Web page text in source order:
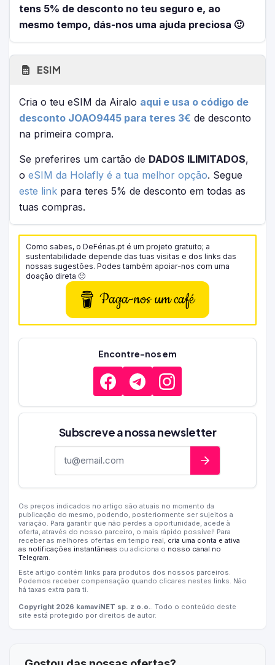
tens 5% de desconto no teu seguro e, ao
mesmo tempo, dás-nos uma ajuda preciosa 🙂
ESIM
Cria o teu eSIM da Airalo aqui e usa o código de
desconto JOAO9445 para teres 3€ de desconto
na primeira compra.
Se preferires um cartão de DADOS ILIMITADOS,
o eSIM da Holafly é a tua melhor opção. Segue
este link para teres 5% de desconto em todas as
tuas compras.
Como sabes, o DeFérias.pt é um projeto gratuito; a
sustentabilidade depende das tuas visitas e dos links das
nossas sugestões. Podes também apoiar-nos com uma
doação direta 🙂
Paga-nos um café
Encontre-nos em
Subscreve a nossa newsletter
Os preços indicados no artigo são atuais no momento da
publicação do mesmo, podendo, posteriormente ser sujeitos a
variação. Para garantir que não perdes a oportunidade, acede à
oferta, através do nosso parceiro, o mais rápido possível! Para
receber as melhores ofertas em tempo real, cria uma conta e ativa
as notificações instantâneas ou adiciona o nosso canal no
Telegram.
Este artigo contém links para produtos dos nossos parceiros.
Podemos receber compensação quando clicares nestes links. Não
há taxas extra para ti.
Copyright 2026 kamaviNET sp. z o.o.. Todo o conteúdo deste
site está protegido por direitos de autor.